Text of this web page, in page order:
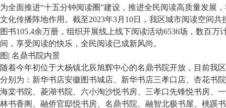
为全面推进“十五分钟阅读圈”建设，推进全民阅读高质量发展
文化传播阵地作用。截至2023年3月10日，我区城市阅读空间共
图书105.4余万册，组织开展线上线下阅读活动6536场，数百万
间，享受阅读的快乐，全民阅读已成新风尚。
图| 名鼎书院内景
随着今年初位于大杨镇北辰旭辉中心的名鼎书院开放，目前我
分别为：新华书店安徽图书城店、新华书店三孝口店、杏花书
海棠书院、菱湖书院、六小淘沙悦书房、三孝口先锋悦书房、
林书香阁、融侨官邸悦书房、名鼎书院、融智北极书屋、桃蹊